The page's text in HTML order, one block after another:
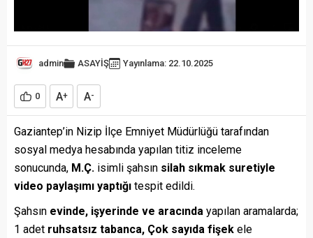
admin ASAYİŞ Yayınlama: 22.10.2025
0 A+ A-
Gaziantep’in Nizip İlçe Emniyet Müdürlüğü tarafından
sosyal medya hesabında yapılan titiz inceleme
sonucunda, M.Ç. isimli şahsın silah sıkmak suretiyle
video paylaşımı yaptığı tespit edildi.
Şahsın evinde, işyerinde ve aracında yapılan aramalarda;
1 adet ruhsatsız tabanca, Çok sayıda fişek ele